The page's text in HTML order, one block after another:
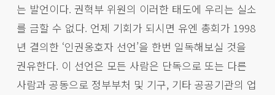
는 발언이다. 권혁부 위원의 이러한 태도에 우리는 실소
를 금할 수 없다. 언제 기회가 되시면 유엔 총회가 1998
년 결의한 ‘인권옹호자 선언’을 한번 일독해보실 것을
권유한다. 이 선언은 모든 사람은 단독으로 또는 다른
사람과 공동으로 정부부처 및 기구, 기타 공공기관의 업